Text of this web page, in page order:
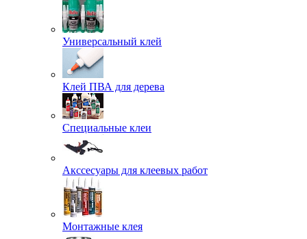
Универсальный клей
Клей ПВА для дерева
Специальные клеи
Акссесуары для клеевых работ
Монтажные клея